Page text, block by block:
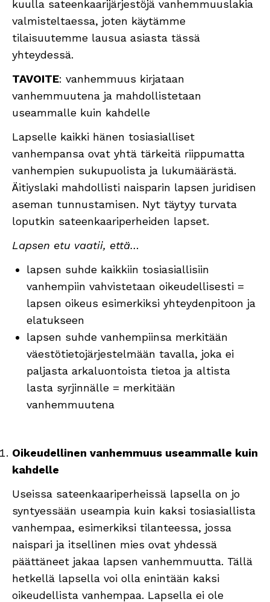
kuulla sateenkaarijärjestöjä vanhemmuuslakia
valmisteltaessa, joten käytämme
tilaisuutemme lausua asiasta tässä
yhteydessä.
TAVOITE: vanhemmuus kirjataan
vanhemmuutena ja mahdollistetaan
useammalle kuin kahdelle
Lapselle kaikki hänen tosiasialliset
vanhempansa ovat yhtä tärkeitä riippumatta
vanhempien sukupuolista ja lukumäärästä.
Äitiyslaki mahdollisti naisparin lapsen juridisen
aseman tunnustamisen. Nyt täytyy turvata
loputkin sateenkaariperheiden lapset.
Lapsen etu vaatii, että…
lapsen suhde kaikkiin tosiasiallisiin
vanhempiin vahvistetaan oikeudellisesti =
lapsen oikeus esimerkiksi yhteydenpitoon ja
elatukseen
lapsen suhde vanhempiinsa merkitään
väestötietojärjestelmään tavalla, joka ei
paljasta arkaluontoista tietoa ja altista
lasta syrjinnälle = merkitään
vanhemmuutena
Oikeudellinen vanhemmuus useammalle kuin
kahdelle
Useissa sateenkaariperheissä lapsella on jo
syntyessään useampia kuin kaksi tosiasiallista
vanhempaa, esimerkiksi tilanteessa, jossa
naispari ja itsellinen mies ovat yhdessä
päättäneet jakaa lapsen vanhemmuutta. Tällä
hetkellä lapsella voi olla enintään kaksi
oikeudellista vanhempaa. Lapsella ei ole